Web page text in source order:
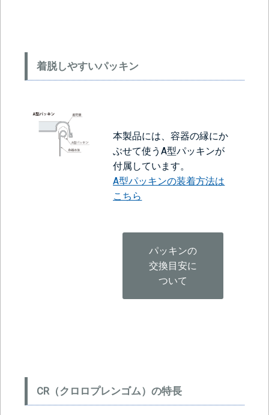
着脱しやすいパッキン
本製品には、容器の縁にか
ぶせて使うA型パッキンが
付属しています。
A型パッキンの装着方法は
こちら
パッキンの
交換目安に
ついて
CR（クロロプレンゴム）の特長